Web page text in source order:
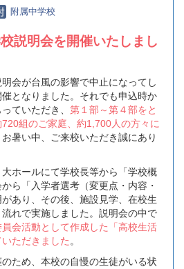
附属中学校
説明会を開催いたしまし
会が台風の影響で中止になってし
となりました。それでも申込時か
ていただき、 第１部～第４部をと
組のご家庭、約1,700人の方々に
お暑い中、ご来校いただき誠にあり
ホールにて学校長等から「学校概
ら「入学者選考（変更点・内容・
あり、その後、施設見学、在校生
れで実施しました。説明会の中で
会活動として作成した「高校生活
ただきました。
ため、本校の自慢の生徒がいる状